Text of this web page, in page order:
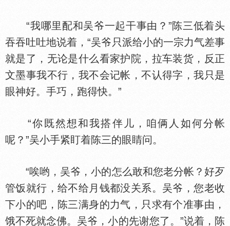
“我哪里配和吴爷一起干事由？”陈三低着头
吞吞吐吐地说着，“吴爷只派给小的一宗力气差事
就是了，无论是什么看家护院，拉车装货，反正
文墨事我不行，我不会记帐，不认得字，我只是
眼神好。手巧，跑得快。”
“你既然想和我搭伴儿，咱俩人如何分帐
呢？”吴小手紧盯着陈三的眼睛问。
“唉哟，吴爷，小的怎么敢和您老分帐？好歹
管饭就行，给不给月钱都没关系。吴爷，您老收
下小的吧，陈三满身的力气，只求有个准事由，
饿不死就念佛。吴爷，小的先谢您了。”说着，陈